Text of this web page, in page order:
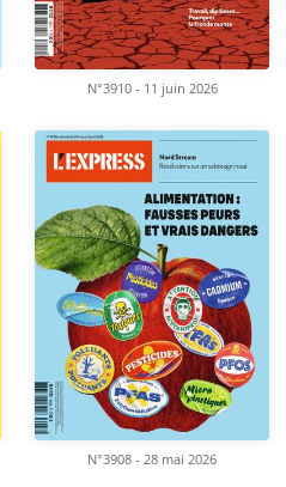
N°3910 - 11 juin 2026
N°3908 - 28 mai 2026